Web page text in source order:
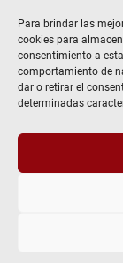
Para brindar las
cookies para
consentimiento a
comportamiento de
dar o retirar el
determinadas